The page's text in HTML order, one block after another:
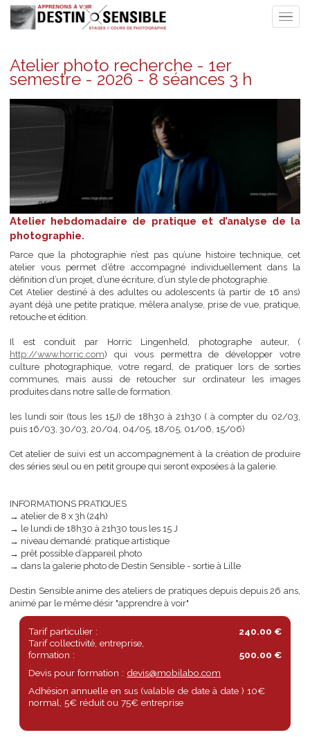
Atelier photo recherche - 1er
semestre - 2026 - 8 séances 3 h
Atelier hebdomadaire de pratique et d’analyse
photographie.
Parce que la photographie n’est pas qu’une histoire
atelier vous permet d’être accompagné individuellement
définition d’un projet, d’une écriture, d’un style de photographie.
Cet Atelier destiné à des adultes ou adolescents (à partir de 16
retouche et édition.
Il est conduit par Horric Lingenheld, photographe
http://www.horric.com ) qui vous permettra de développer
culture photographique, votre regard, de pratiquer lors de
communes, mais aussi de retoucher sur ordinateur les
produites dans notre salle de formation.
les lundi soir (tous les 15J) de 18h30 à 21h30 ( à compter du
puis 16/03, 30/03, 20/04, 04/05, 18/05, 01/06, 15/06)
des séries seul ou en petit groupe qui seront exposées à la galerie.
INFORMATIONS PRATIQUES
→ atelier de 8 x 3h (24h)
→ le lundi de 18h30 à 21h30 tous les 15 J
→ niveau demandé: pratique artistique
→ prêt possible d’appareil photo
→ dans la galerie photo de Destin Sensible - sortie à Lille
Destin Sensible anime des ateliers de pratiques depuis depuis 26
animé par le même désir "apprendre à voir"
Tarif particulier :
240.00 €
Tarif collectivité, entreprise,
Devis pour formation :devis@mobilabo.com